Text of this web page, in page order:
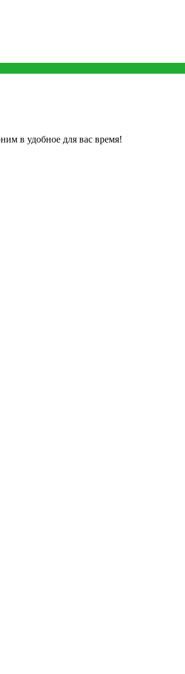
в удобное для вас время!